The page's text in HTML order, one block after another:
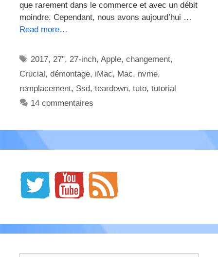
que rarement dans le commerce et avec un débit
moindre. Cependant, nous avons aujourd’hui …
Read more…
Étiquettes
2017,27",27-inch,Apple,changement,
Crucial , démontage, iMac, Mac, nvme,
remplacement, Ssd, teardown, tuto, tutorial
14 commentaires